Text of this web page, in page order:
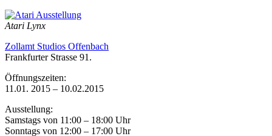
Atari Lynx
Zollamt Studios Offenbach
Frankfurter Strasse 91.
Öffnungszeiten:
11.01. 2015 – 10.02.2015
Ausstellung:
Samstags von 11:00 – 18:00 Uhr
Sonntags von 12:00 – 17:00 Uhr